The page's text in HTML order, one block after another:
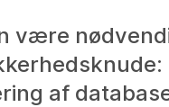
være
af